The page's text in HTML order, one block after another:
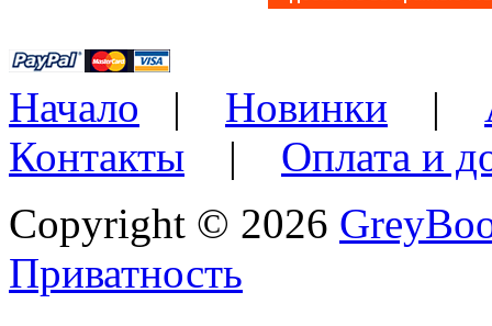
Начало | Новинки |
Контакты | Оплата и
Copyright © 2026
Приватность